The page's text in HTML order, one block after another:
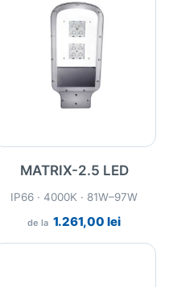
MATRIX-2.5 LED
de la 1.261,00 lei
IP66 · 4000K · 81W–97W